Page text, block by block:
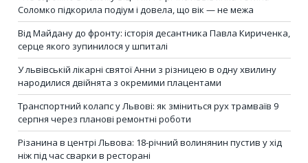
Соломко підкорила подіум і довела, що вік — не межа
Від Майдану до фронту: історія десантника Павла Кириченка,
серце якого зупинилося у шпиталі
У львівській лікарні святої Анни з різницею в одну хвилину
народилися двійнята з окремими плацентами
Транспортний колапс у Львові: як зміниться рух трамваїв 9
серпня через планові ремонтні роботи
Різанина в центрі Львова: 18-річний волинянин пустив у хід
ніж під час сварки в ресторані